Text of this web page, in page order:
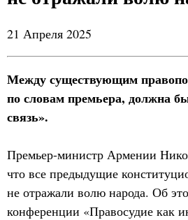
21 Апреля 2025
Между существующим
по словам премьера, должна
связь».
Премьер-министр Армении
что все предыдущие
не отражали волю народа. Об
конференции «Правосудие как